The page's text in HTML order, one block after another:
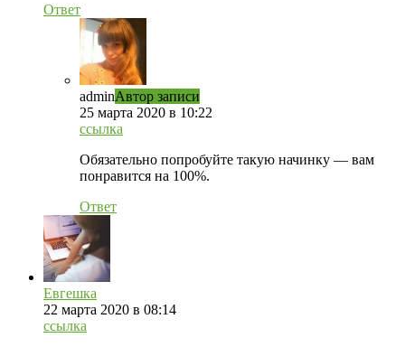
Ответ
adminАвтор записи
25 марта 2020 в 10:22
ссылка
Обязательно попробуйте такую начинку — вам
понравится на 100%.
Ответ
Евгешка
22 марта 2020 в 08:14
ссылка